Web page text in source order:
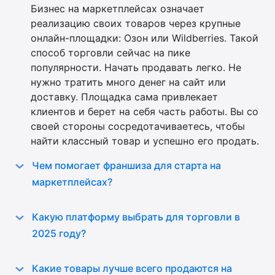
Бизнес на маркетплейсах означает
реализацию своих товаров через крупные
онлайн-площадки: Озон или Wildberries. Такой
способ торговли сейчас на пике
популярности. Начать продавать легко. Не
нужно тратить много денег на сайт или
доставку. Площадка сама привлекает
клиентов и берет на себя часть работы. Вы со
своей стороны сосредотачиваетесь, чтобы
найти классный товар и успешно его продать.
Чем помогает франшиза для старта на
маркетплейсах?
Какую платформу выбрать для торговли в
2025 году?
Какие товары лучше всего продаются на